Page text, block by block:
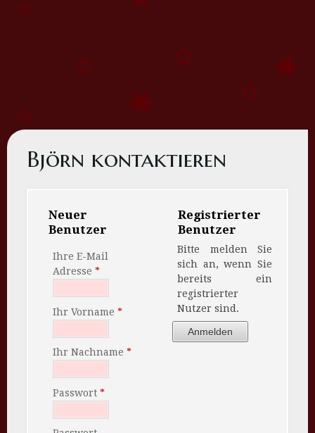
Björn kontaktieren
Neuer
Benutzer
Ihre E-Mail
Adresse
Ihr Vorname
Ihr Nachname
Passwort
Registrierter
Benutzer
Bitte melden Sie
sich an, wenn Sie
bereits ein
registrierter
Nutzer sind.
Anmelden